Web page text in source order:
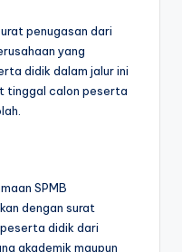
penugasan dari
yang
didik dalam jalur ini
tinggal calon peserta
SPMB
dengan surat
didik dari
akademik maupun